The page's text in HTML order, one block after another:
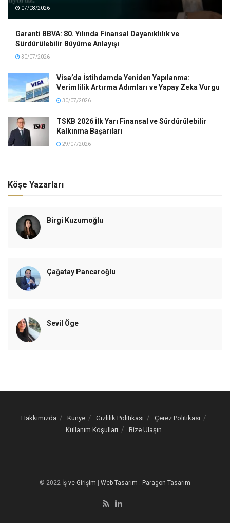
07/08/2026
Garanti BBVA: 80. Yılında Finansal Dayanıklılık ve
Sürdürülebilir Büyüme Anlayışı
30/07/2026
Visa’da İstihdamda Yeniden Yapılanma:
Verimlilik Artırma Adımları ve Yapay Zeka Vurgu
30/07/2026
TSKB 2026 İlk Yarı Finansal ve Sürdürülebilir
Kalkınma Başarıları
29/07/2026
Köşe Yazarları
Birgi Kuzumoğlu
Çağatay Pancaroğlu
Sevil Öge
Hakkımızda Künye Gizlilik Politikası
Çerez Politikası
Kullanım Koşulları
Bize Ulaşın
© 2022 İş ve Girişim | Web Tasarım : Paragon Tasarım